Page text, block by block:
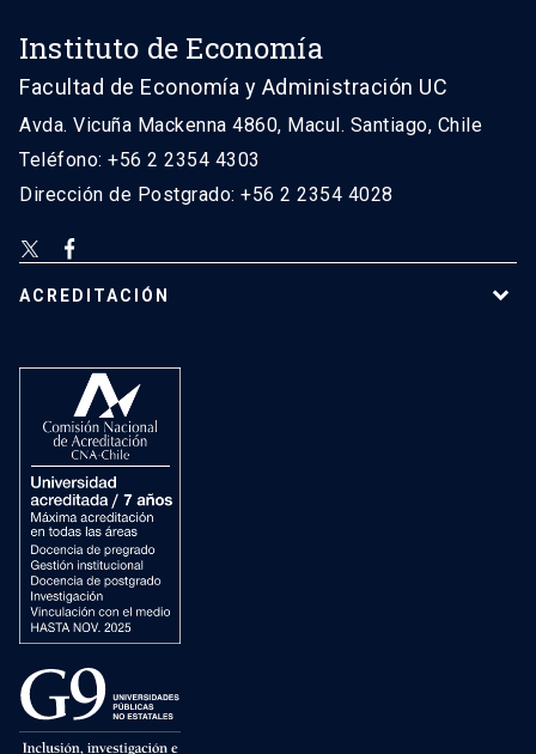
Instituto de Economía
Facultad de Economía y Administración UC
Avda. Vicuña Mackenna 4860, Macul. Santiago, Chile
Teléfono: +56 2 2354 4303
Dirección de Postgrado: +56 2 2354 4028
ACREDITACIÓN